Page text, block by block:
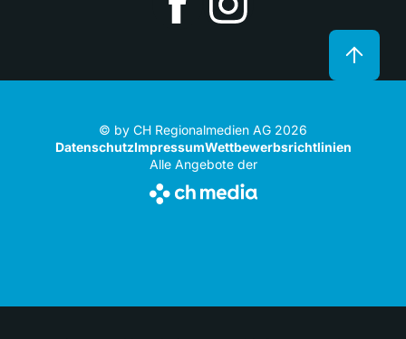
© by CH Regionalmedien AG 2026
DatenschutzImpressumWettbewerbsrichtlinien
Alle Angebote der